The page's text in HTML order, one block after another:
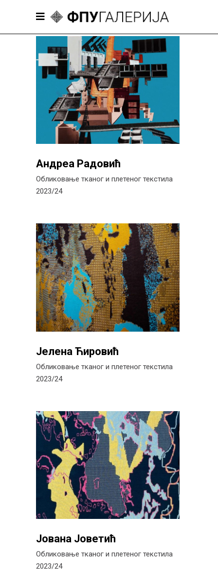
Андреа Радовић
Обликовање тканог и плетеног текстила
2023/24
Јелена Ћировић
Обликовање тканог и плетеног текстила
2023/24
Јована Јоветић
Обликовање тканог и плетеног текстила
2023/24